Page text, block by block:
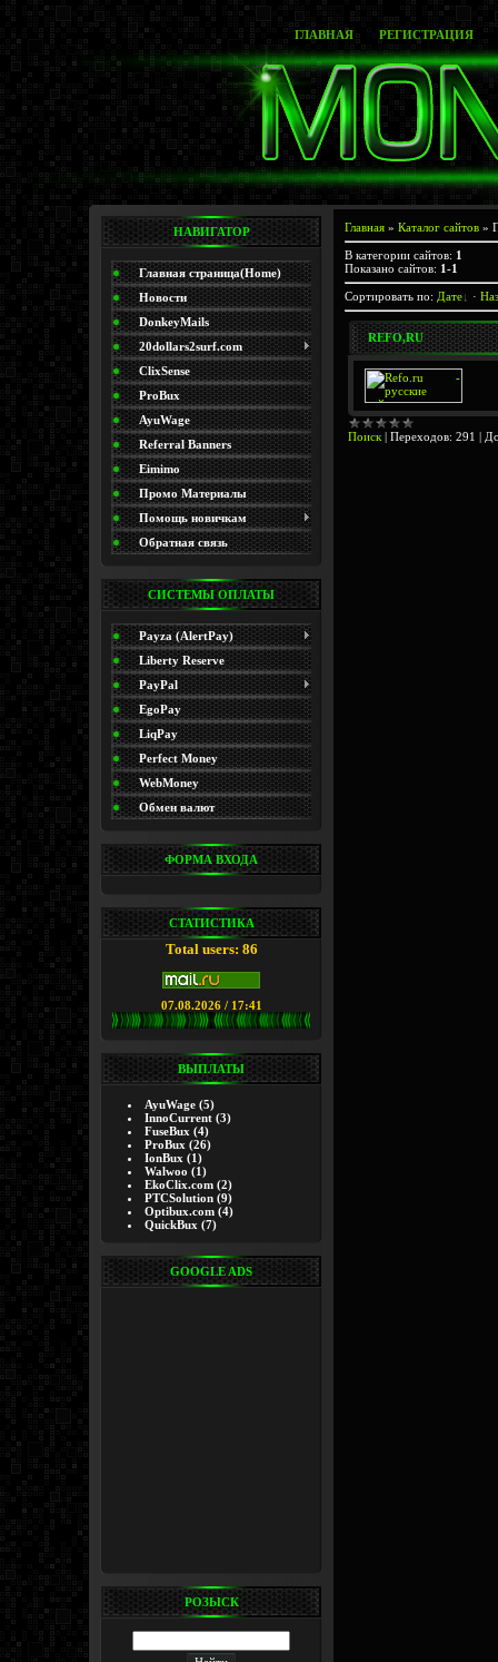
ГЛАВНАЯ РЕГИСТРАЦИЯ
НАВИГАТОР
Главная страница(Home)
Новости
DonkeyMails
20dollars2surf.com
ClixSense
ProBux
AyuWage
Referral Banners
Eimimo
Промо Материалы
(Promo)Помощь новичкам
Обратная связь
СИСТЕМЫ ОПЛАТЫ
Payza (AlertPay)
Liberty Reserve
PayPal
EgoPay
LiqPay
Perfect Money
WebMoney
Обмен валют
ФОРМА ВХОДА
СТАТИСТИКА
Total users: 86
07.08.2026 / 17:41
ВЫПЛАТЫ
AyuWage (5)
InnoCurrent (3)
FuseBux (4)
ProBux (26)
IonBux (1)
Walwoo (1)
EkoClix.com (2)
PTCSolution (9)
Optibux.com (4)
QuickBux (7)
GOOGLE ADS
РОЗЫСК
Главная » Каталог сайтов »
В категории сайтов: 1
Показано сайтов: 1-1
Сортировать по: Дате ·
REFO,RU
Поиск | Переходов: 291 |